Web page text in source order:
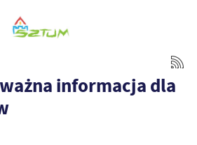
informacja dla